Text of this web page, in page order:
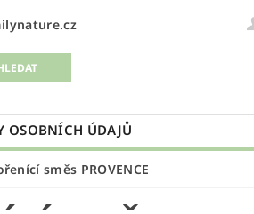
OSOBNÍCH ÚDAJŮ
směs PROVENCE